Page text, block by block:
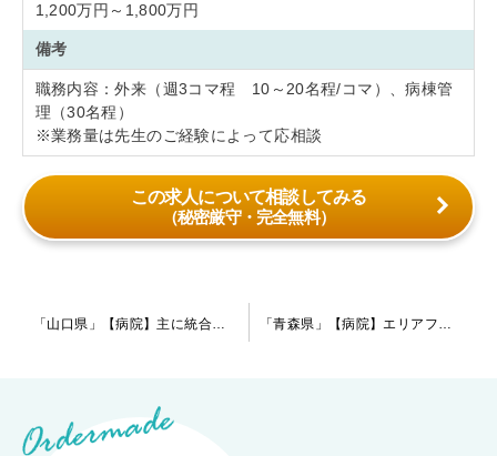
1,200万円～1,800万円
備考
職務内容：外来（週3コマ程 10～20名程/コマ）、病棟管
理（30名程）
※業務量は先生のご経験によって応相談
この求人について相談してみる
（秘密厳守・完全無料）
ゲ
「山口県」【病院】主に統合失調症や認知症の患者様を対応しております。今後は急性期にも注力していく方針です。院内は木目を基調としており、広々とした綺麗な環境です。 「青森県」【病院】エリアフリーでご転職をお考えの先生も歓迎します！住宅手当や転居費用など、福利厚生が充実しております！県の中心エリアに位置しており、比較的幅広い疾患の患者様がいらっしゃる病院です。